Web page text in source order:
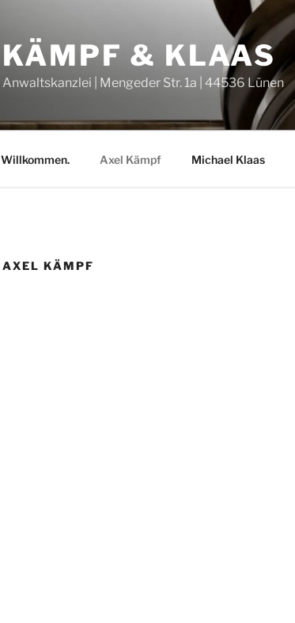
KÄMPF & KLAAS
Anwaltskanzlei | Mengeder Str. 1a | 44536 Lünen
Willkommen. Axel Kämpf Michael Klaas
AXEL KÄMPF